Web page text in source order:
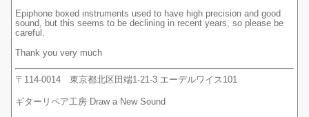
Epiphone boxed instruments used to have high precision and good
sound, but this seems to be declining in recent years, so please be
careful.
Thank you very much
〒114-0014 東京都北区田端1-21-3 エーデルワイス101
ギターリペア工房 Draw a New Sound